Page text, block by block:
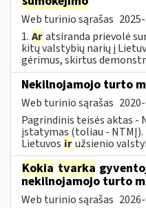
Web turinio sąrašas
1. Aratsiranda prievolė
kitų valstybių narių į
gėrimus, skirtus
Nekilnojamojo turto
Web turinio sąrašas
Pagrindinis teisės aktas
įstatymas (toliau -
Lietuvos iružsienio
Kokia tvarka
nekilnojamojo turto
Web turinio sąrašas